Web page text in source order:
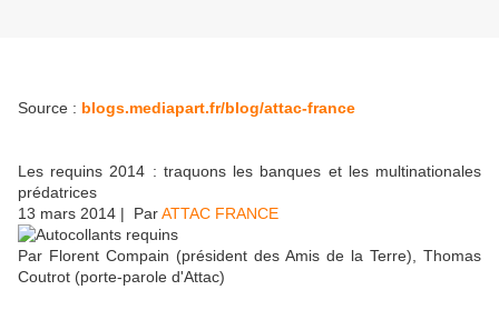
Source : blogs.mediapart.fr/blog/attac-france
Les requins 2014 : traquons les banques et les multinationales
prédatrices
13 mars 2014 | ParATTAC FRANCE
Par Florent Compain (président des Amis de la Terre), Thomas
Coutrot (porte-parole d'Attac)